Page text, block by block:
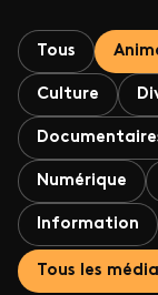
Tous
Culture
Numérique
Information
Tous les